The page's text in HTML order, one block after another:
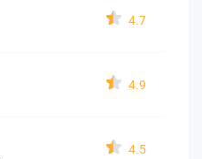
4.7
4.9
4.5